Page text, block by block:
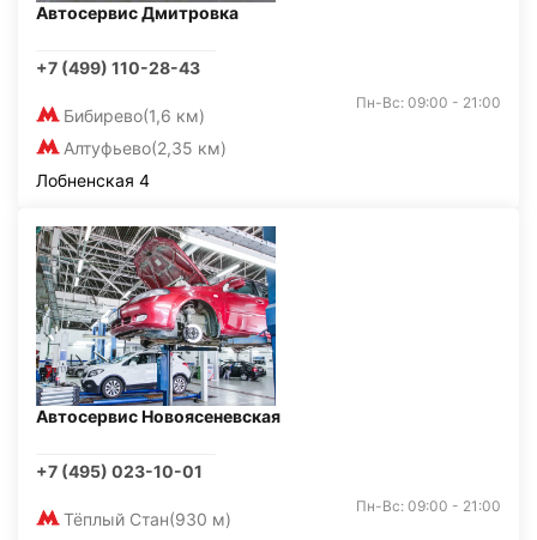
Автосервис Дмитровка
+7 (499) 110-28-43
Бибирево(1,6 км)
Алтуфьево(2,35 км)
Пн-Вс: 09:00 - 21:00
Лобненская 4
Автосервис Новоясеневская
+7 (495) 023-10-01
Тёплый Стан(930 м)
Пн-Вс: 09:00 - 21:00